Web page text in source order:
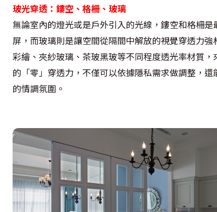
玻光穿透：鏤空、格柵、玻璃
無論室內的燈光或是戶外引入的光線，鏤空和格柵是
屏，而玻璃則是讓空間從隔間中解放的視覺穿透力強
彩繪、夾紗玻璃、茶玻黑玻等不同程度透光率材質，
的「零」穿透力，不僅可以依據隱私需求做調整，還
的情調氛圍。